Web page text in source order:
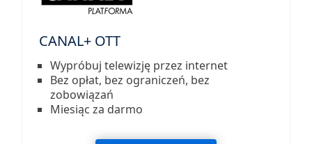
CANAL+ OTT
Wypróbuj telewizję przez internet
Bez opłat, bez ograniczeń, bez
zobowiązań
Miesiąc za darmo